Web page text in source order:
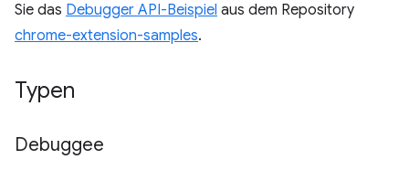
Sie das Debugger API-Beispiel aus dem Repository
chrome-extension-samples.
Typen
Debuggee